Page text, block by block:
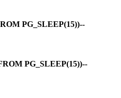
PG_SLEEP(15))--
PG_SLEEP(15))--